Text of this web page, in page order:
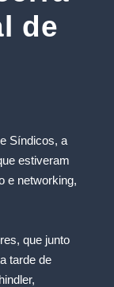
de
Síndicos, a
estiveram
e networking,
que junto
tarde de